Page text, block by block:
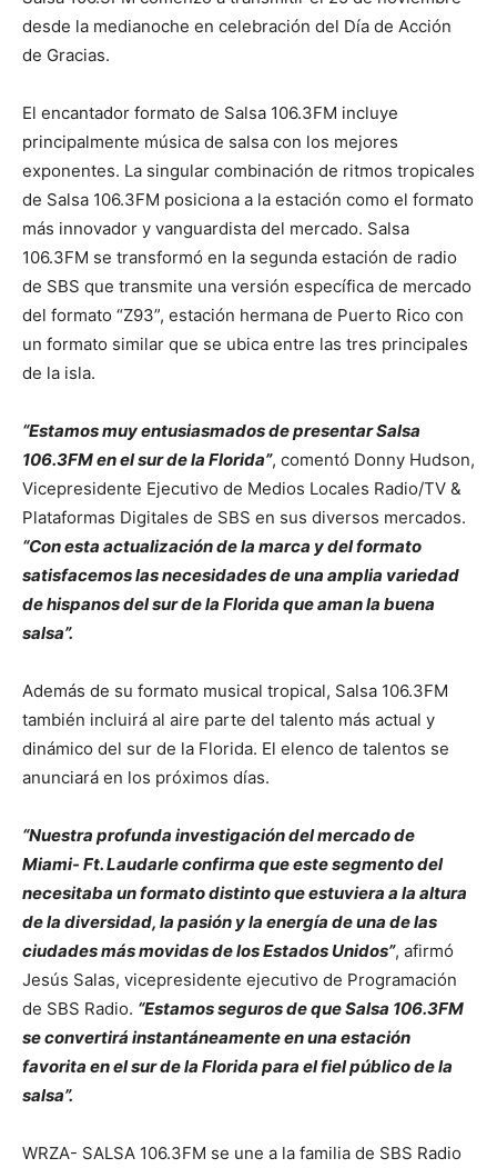
desde la medianoche en celebración del Día de Acción
de Gracias.
El encantador formato de Salsa 106.3FM incluye
principalmente música de salsa con los mejores
exponentes. La singular combinación de ritmos tropicales
de Salsa 106.3FM posiciona a la estación como el formato
más innovador y vanguardista del mercado. Salsa
106.3FM se transformó en la segunda estación de radio
de SBS que transmite una versión específica de mercado
del formato “Z93”, estación hermana de Puerto Rico con
un formato similar que se ubica entre las tres principales
de la isla.
“Estamos muy entusiasmados de presentar Salsa
106.3FM en el sur de la Florida”, comentó Donny Hudson,
Vicepresidente Ejecutivo de Medios Locales Radio/TV &
Plataformas Digitales de SBS en sus diversos mercados.
“Con esta actualización de la marca y del formato
satisfacemos las necesidades de una amplia variedad
de hispanos del sur de la Florida que aman la buena
salsa”.
Además de su formato musical tropical, Salsa 106.3FM
también incluirá al aire parte del talento más actual y
dinámico del sur de la Florida. El elenco de talentos se
anunciará en los próximos días.
“Nuestra profunda investigación del mercado de
Miami- Ft. Laudarle confirma que este segmento del
necesitaba un formato distinto que estuviera a la altura
de la diversidad, la pasión y la energía de una de las
ciudades más movidas de los Estados Unidos”, afirmó
Jesús Salas, vicepresidente ejecutivo de Programación
de SBS Radio. “Estamos seguros de que Salsa 106.3FM
se convertirá instantáneamente en una estación
favorita en el sur de la Florida para el fiel público de la
salsa”.
WRZA- SALSA 106.3FM se une a la familia de SBS Radio